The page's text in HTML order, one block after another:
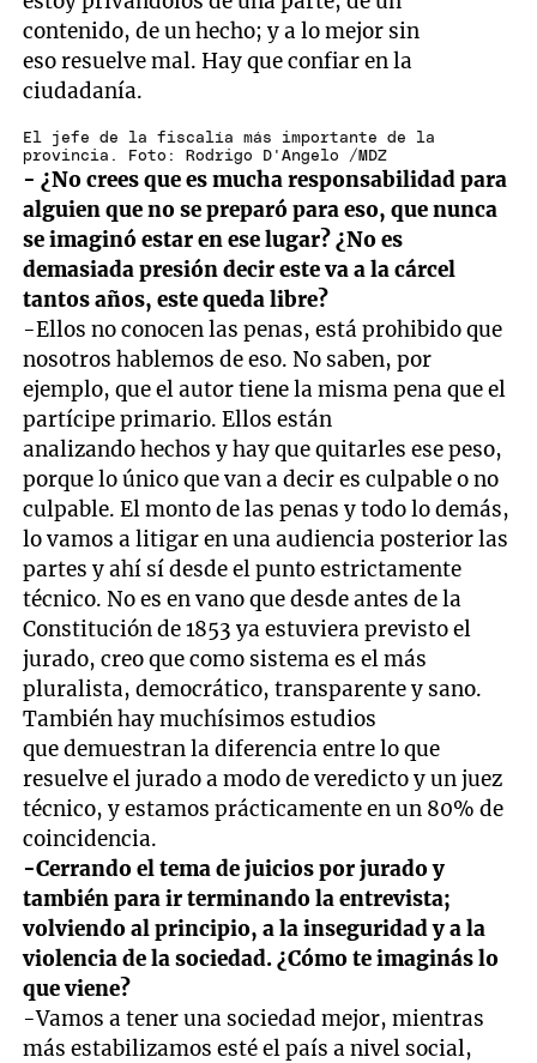
contenido, de un hecho; y a lo mejor sin
eso resuelve mal. Hay que confiar en la
ciudadanía.
El jefe de la fiscalía más importante de la
provincia. Foto: Rodrigo D'Angelo /MDZ
- ¿No crees que es mucha responsabilidad para
alguien que no se preparó para eso, que nunca
se imaginó estar en ese lugar? ¿No es
demasiada presión decir este va a la cárcel
tantos años, este queda libre?
-Ellos no conocen las penas, está prohibido que
nosotros hablemos de eso. No saben, por
ejemplo, que el autor tiene la misma pena que el
partícipe primario. Ellos están
analizando hechos y hay que quitarles ese peso,
porque lo único que van a decir es culpable o no
culpable. El monto de las penas y todo lo demás,
lo vamos a litigar en una audiencia posterior las
partes y ahí sí desde el punto estrictamente
técnico. No es en vano que desde antes de la
Constitución de 1853 ya estuviera previsto el
jurado, creo que como sistema es el más
pluralista, democrático, transparente y sano.
También hay muchísimos estudios
que demuestran la diferencia entre lo que
resuelve el jurado a modo de veredicto y un juez
técnico, y estamos prácticamente en un 80% de
coincidencia.
-Cerrando el tema de juicios por jurado y
también para ir terminando la entrevista;
volviendo al principio, a la inseguridad y a la
violencia de la sociedad. ¿Cómo te imaginás lo
que viene?
-Vamos a tener una sociedad mejor, mientras
más estabilizamos esté el país a nivel social,